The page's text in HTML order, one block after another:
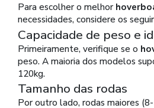
Para escolher o melhor
necessidades, considere os
Capacidade de peso e
Primeiramente, verifique se o
peso. A maioria dos modelos
120kg.
Tamanho das rodas
Por outro lado, rodas maiores